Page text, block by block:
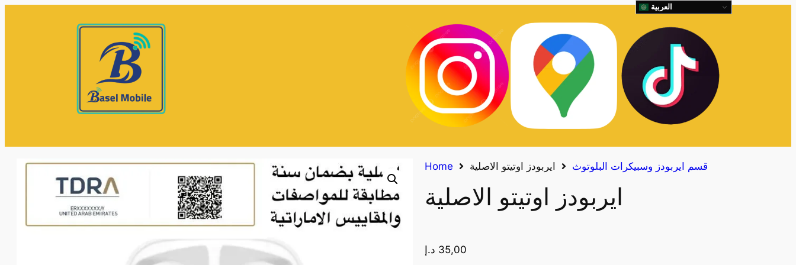
Home قسم ايربودز وسبيكرات البلوتوث ايربودز اوتيتو الاصلية
ايربودز اوتيتو الاصلية
35,00 د.إ
العربية